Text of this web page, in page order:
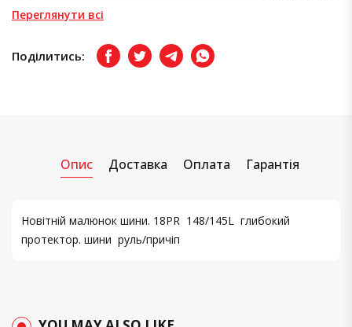
Переглянути всі
Поділитись: FacebookTwitterTelegram
Viber
Опис Доставка Оплата Гарантія
Новітній малюнок шини. 18PR 148/145L глибокий
протектор. шини руль/причіп